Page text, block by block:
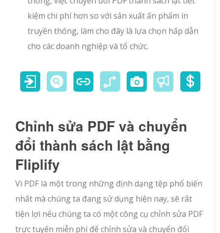
kiệm chi phí hơn so với sản xuất ấn phẩm in
truyền thống, làm cho đây là lựa chọn hấp dẫn
cho các doanh nghiệp và tổ chức.
Chỉnh sửa PDF và chuyển
đổi thành sách lật bằng
Fliplify
Vì PDF là một trong những định dạng tệp phổ biến
nhất mà chúng ta đang sử dụng hiện nay, sẽ rất
tiện lợi nếu chúng ta có một công cụ chỉnh sửa PDF
trực tuyến miễn phí để chỉnh sửa và chuyển đổi